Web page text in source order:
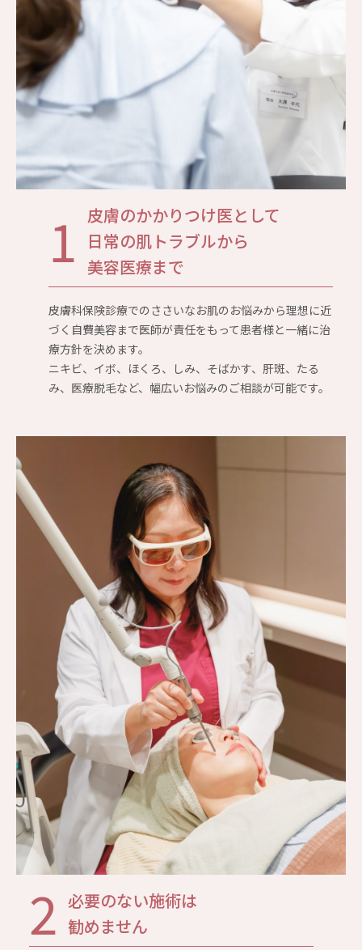
1 皮膚のかかりつけ医として
日常の肌トラブルから
美容医療まで
皮膚科保険診療でのささいなお肌のお悩みから理想に近
づく自費美容まで医師が責任をもって患者様と一緒に治
療方針を決めます。
ニキビ、イボ、ほくろ、しみ、そばかす、肝斑、たる
み、医療脱毛など、幅広いお悩みのご相談が可能です。
2 必要のない施術は
勧めません